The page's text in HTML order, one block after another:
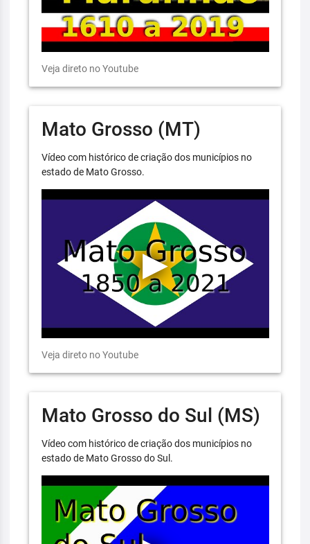
Veja direto no Youtube
Mato Grosso (MT)
Vídeo com histórico de criação dos municípios no
estado de Mato Grosso.
Veja direto no Youtube
Mato Grosso do Sul (MS)
Vídeo com histórico de criação dos municípios no
estado de Mato Grosso do Sul.